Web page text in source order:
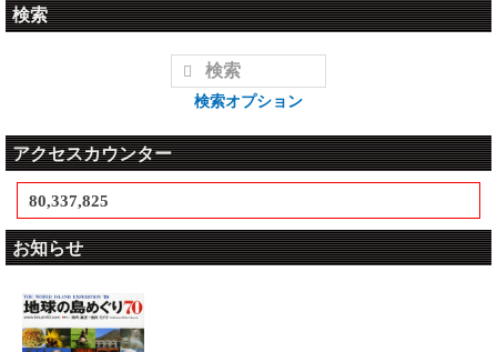
検索
検索オプション
アクセスカウンター
80,337,825
お知らせ